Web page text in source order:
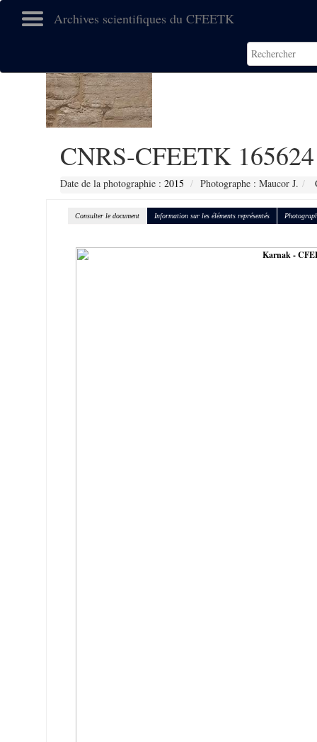
Archives scientifiques du CFEETK
CNRS-CFEETK 165624
Date de la photographie : 2015 Photographe : Maucor J.
Consulter le document Information sur les éléments représentés